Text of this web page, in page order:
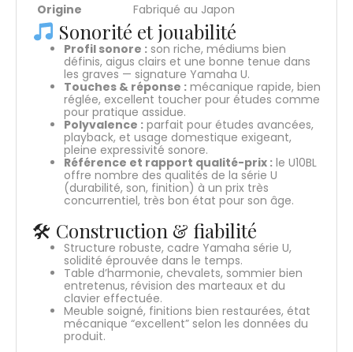
Origine
Fabriqué au Japon
Sonorité et jouabilité
Profil sonore : son riche, médiums bien
définis, aigus clairs et une bonne tenue dans
les graves — signature Yamaha U.
Touches & réponse : mécanique rapide, bien
réglée, excellent toucher pour études comme
pour pratique assidue.
Polyvalence : parfait pour études avancées,
playback, et usage domestique exigeant,
pleine expressivité sonore.
Référence et rapport qualité-prix : le U10BL
offre nombre des qualités de la série U
(durabilité, son, finition) à un prix très
concurrentiel, très bon état pour son âge.
🛠 Construction & fiabilité
Structure robuste, cadre Yamaha série U,
solidité éprouvée dans le temps.
Table d’harmonie, chevalets, sommier bien
entretenus, révision des marteaux et du
clavier effectuée.
Meuble soigné, finitions bien restaurées, état
mécanique “excellent” selon les données du
produit.